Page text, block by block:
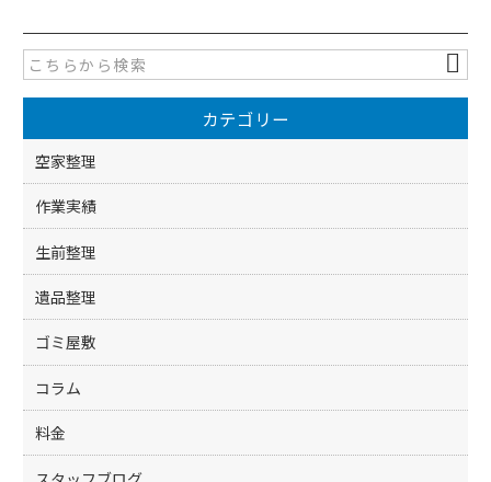
e
b
o
o
k
er
カテゴリー
空家整理
作業実績
生前整理
遺品整理
ゴミ屋敷
コラム
料金